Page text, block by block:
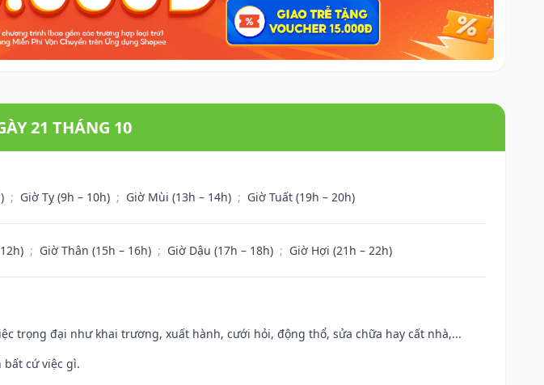
21 THÁNG 10
; Giờ Tỵ (9h – 10h) ; Giờ Mùi (13h – 14h) ; Giờ Tuất (19h – 20h)
; Giờ Thân (15h – 16h) ; Giờ Dậu (17h – 18h) ; Giờ Hợi (21h – 22h)
trọng đại như khai trương, xuất hành, cưới hỏi, động thổ, sửa chữa hay cất nhà,...
cứ việc gì.